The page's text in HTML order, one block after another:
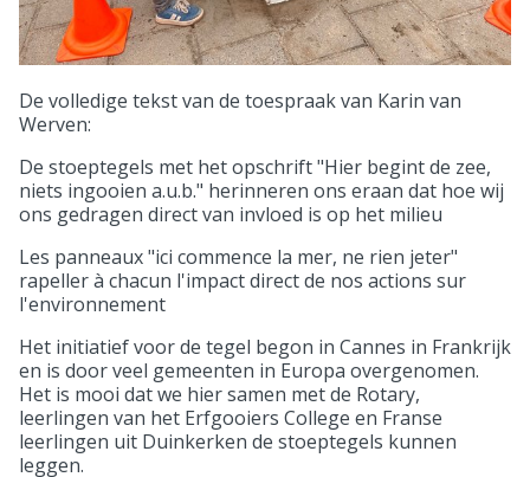
De volledige tekst van de toespraak van Karin van
Werven:
De stoeptegels met het opschrift "Hier begint de zee,
niets ingooien a.u.b." herinneren ons eraan dat hoe wij
ons gedragen direct van invloed is op het milieu
Les panneaux "ici commence la mer, ne rien jeter"
rapeller à chacun l'impact direct de nos actions sur
l'environnement
Het initiatief voor de tegel begon in Cannes in Frankrijk
en is door veel gemeenten in Europa overgenomen.
Het is mooi dat we hier samen met de Rotary,
leerlingen van het Erfgooiers College en Franse
leerlingen uit Duinkerken de stoeptegels kunnen
leggen.